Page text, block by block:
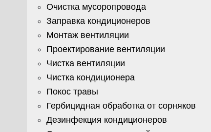
Очистка мусоропровода
Заправка кондиционеров
Монтаж вентиляции
Проектирование вентиляции
Чистка вентиляции
Чистка кондиционера
Покос травы
Гербицидная обработка от сорняков
Дезинфекция кондиционеров